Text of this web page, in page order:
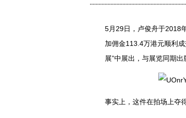
5月29日，卢俊舟于2018
加佣金113.4万港元顺利
展”中展出，与展览同期出
事实上，这件在拍场上夺